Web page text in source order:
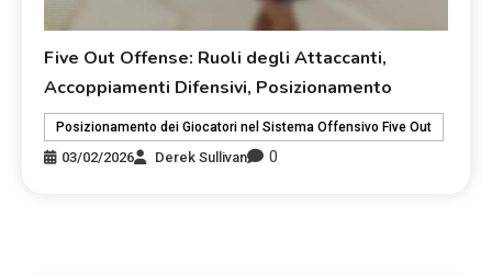
Five Out Offense: Ruoli degli Attaccanti,
Accoppiamenti Difensivi, Posizionamento
Posizionamento dei Giocatori nel Sistema Offensivo Five Out
03/02/2026 Derek Sullivan 0